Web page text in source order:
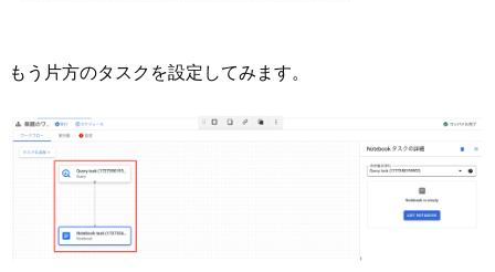
もう片方のタスクを設定してみます。